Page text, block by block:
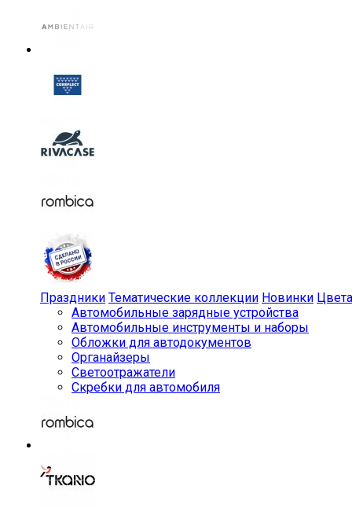
Праздники Тематические коллекции Новинки Цвета
Автомобильные зарядные устройства
Автомобильные инструменты и наборы
Обложки для автодокументов
Органайзеры
Светоотражатели
Скребки для автомобиля